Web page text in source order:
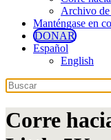
Archivo
Manténgase en
DONAR
Español
English
Corre